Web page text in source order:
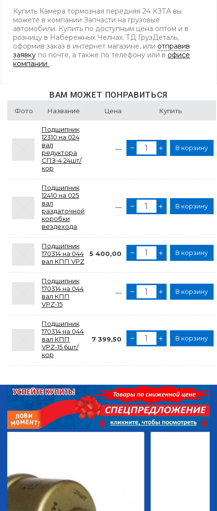
Купить Камера тормозная передняя 24 КЗТА вы
можете в компании Запчасти на грузовые
автомобили. Купить по доступным цена оптом и в
розницу в Набережных Челнах. ТД ГрузДеталь,
оформив заказ в интернет магазине, или отправив
заявку по почте, а также по телефону или в офисе
компании .
ВАМ МОЖЕТ ПОНРАВИТЬСЯ
Фото Название Цена Купить
Подшипник
12310 на 024
вал
редуктора
СПЗ-4 24шт/
кор
— В корзину
Подшипник
12410 на 025
вал
раздаточной
коробки
вездехода
— В корзину
Подшипник
170314 на 044
вал КПП VPZ
5 400,00 В корзину
Подшипник
170314 на 044
вал КПП
VPZ-15
— В корзину
Подшипник
170314 на 044
вал КПП
VPZ-15 6шт/
кор
7 399,50 В корзину